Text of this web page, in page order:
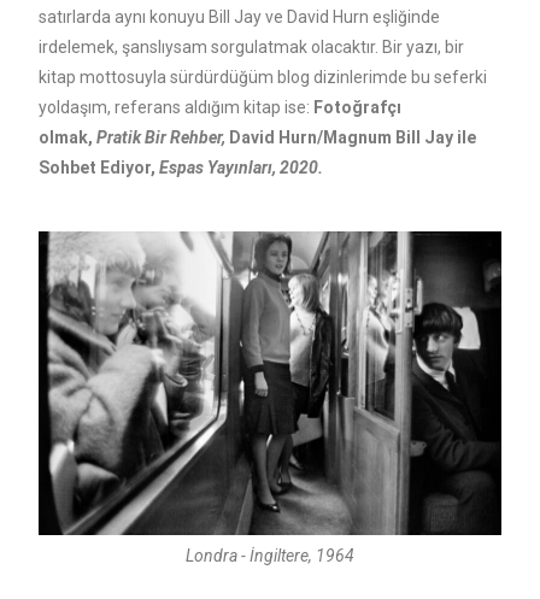
satırlarda aynı konuyu Bill Jay ve David Hurn eşliğinde
irdelemek, şanslıysam sorgulatmak olacaktır. Bir yazı, bir
kitap mottosuyla sürdürdüğüm blog dizinlerimde bu seferki
yoldaşım, referans aldığım kitap ise: Fotoğrafçı
olmak,Pratik Bir Rehber, David Hurn/Magnum Bill Jay ile
Sohbet Ediyor,Espas Yayınları, 2020.
Londra - İngiltere, 1964